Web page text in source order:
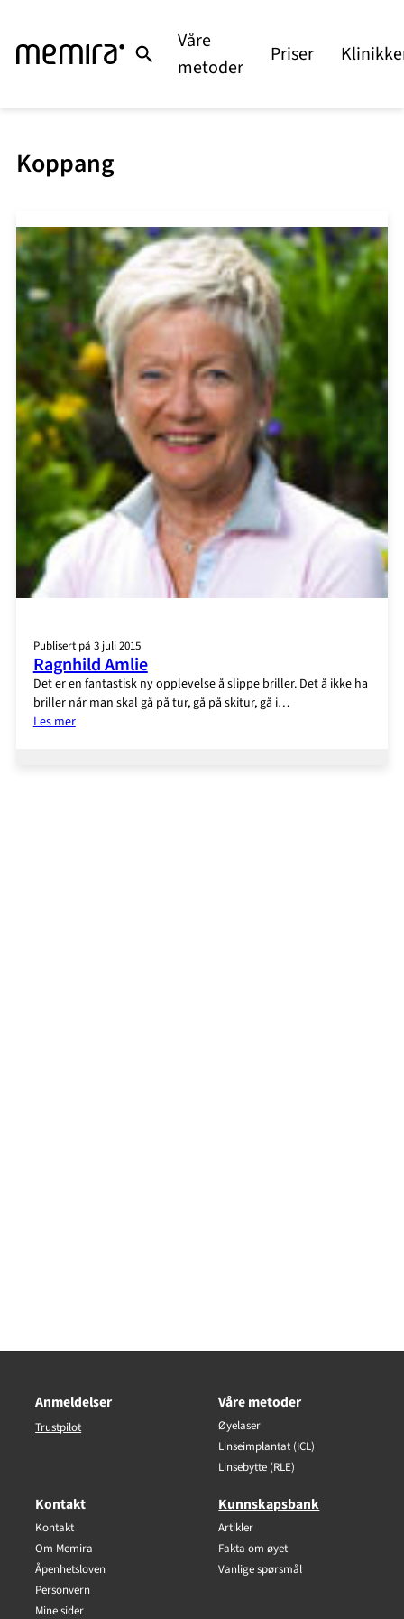
Våre
metoder
Priser
Koppang
Publisert på 3 juli 2015
Ragnhild Amlie
Det er en fantastisk ny opplevelse å slippe briller. Det å ikke ha
briller når man skal gå på tur, gå på skitur, gå i…
Les mer:
Anmeldelser
Trustpilot
Våre metoder
Øyelaser
Linseimplantat (ICL)
Linsebytte (RLE)
Kontakt
Kontakt
Om Memira
Åpenhetsloven
Personvern
Mine sider
Kunnskapsbank
Artikler
Fakta om øyet
Vanlige spørsmål